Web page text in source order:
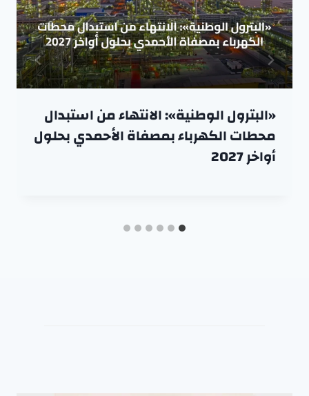
«البترول الوطنية»: الانتهاء من استبدال
محطات الكهرباء بمصفاة الأحمدي بحلول
أواخر 2027